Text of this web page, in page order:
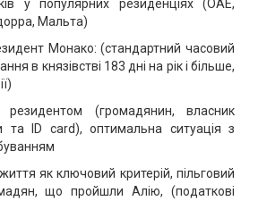
у популярних резиденціях (ОАЕ,
Мальта)
Монако: (стандартний часовий
в князівстві 183 дні на рік і більше,
(громадянин, власник
та ID card), оптимальна ситуація з
як ключовий критерій, пільговий
що пройшли Алію, (податкові